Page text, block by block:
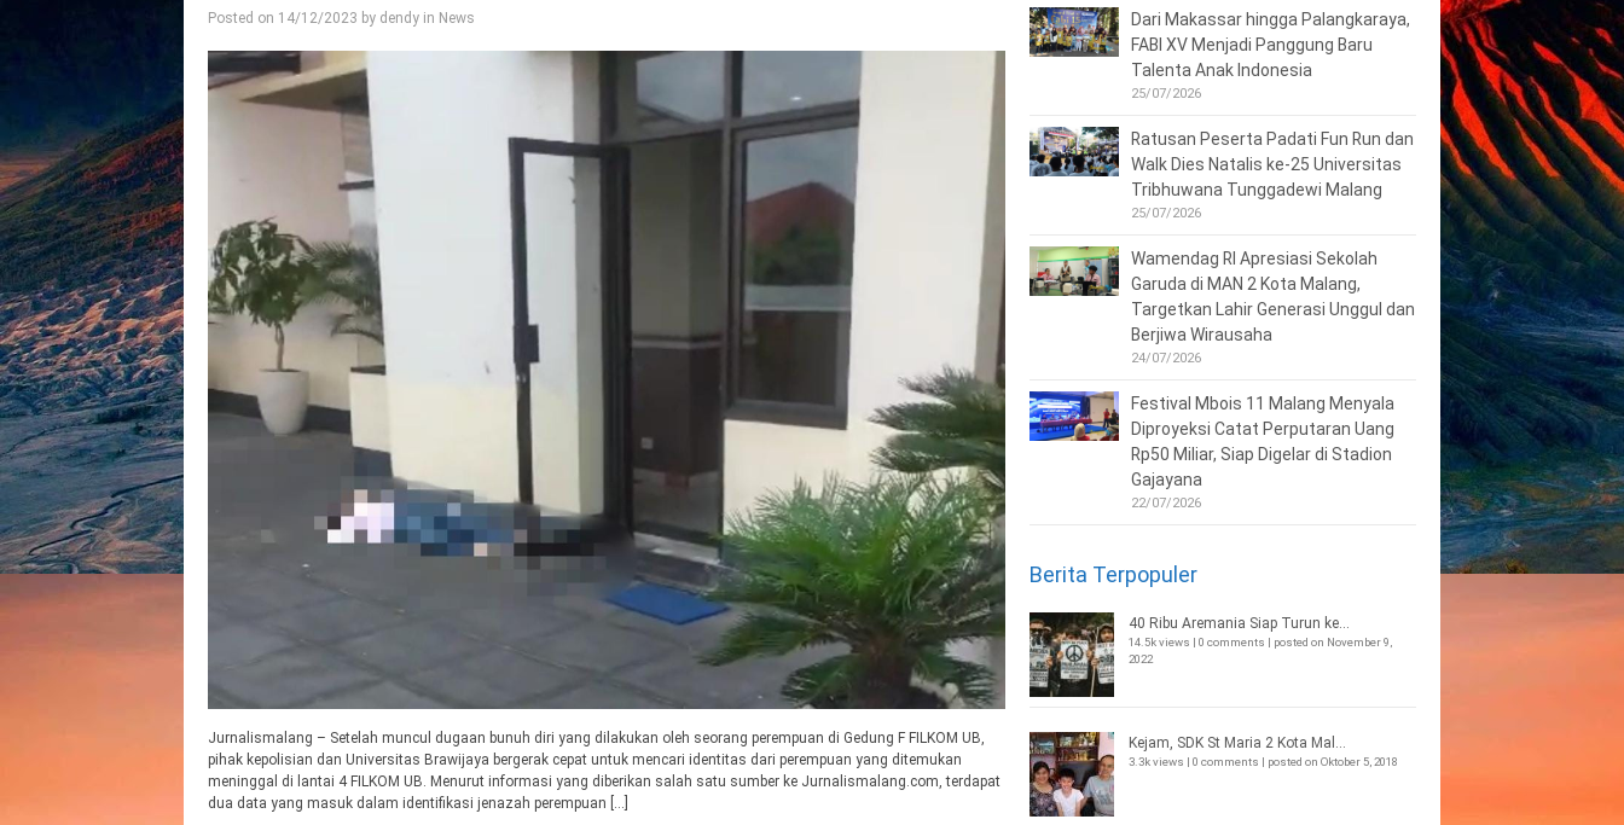
Posted on 14/12/2023 by dendy in News
Jurnalismalang – Setelah muncul dugaan bunuh diri yang dilakukan oleh seorang perempuan di Gedung F FILKOM UB,
pihak kepolisian dan Universitas Brawijaya bergerak cepat untuk mencari identitas dari perempuan yang ditemukan
meninggal di lantai 4 FILKOM UB. Menurut informasi yang diberikan salah satu sumber ke Jurnalismalang.com, terdapat
dua data yang masuk dalam identifikasi jenazah perempuan […]
Dari Makassar hingga Palangkaraya,
FABI XV Menjadi Panggung Baru
Talenta Anak Indonesia
25/07/2026
Ratusan Peserta Padati Fun Run dan
Walk Dies Natalis ke-25 Universitas
Tribhuwana Tunggadewi Malang
25/07/2026
Wamendag RI Apresiasi Sekolah
Garuda di MAN 2 Kota Malang,
Targetkan Lahir Generasi Unggul dan
Berjiwa Wirausaha
24/07/2026
Festival Mbois 11 Malang Menyala
Diproyeksi Catat Perputaran Uang
Rp50 Miliar, Siap Digelar di Stadion
Gajayana
22/07/2026
Berita Terpopuler
40 Ribu Aremania Siap Turun ke...
14.5k views | 0 comments | posted on November 9,
2022
Kejam, SDK St Maria 2 Kota Mal...
3.3k views | 0 comments | posted on Oktober 5, 2018